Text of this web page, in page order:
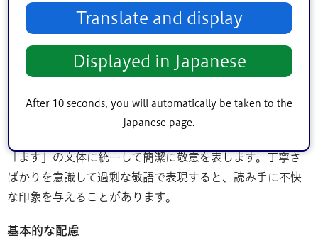
Translate and display
Displayed in Japanese
After 10 seconds, you will automatically be taken to the
Japanese page.
普及してほしいパターン：対応:説明や元の言葉の紹介
8.無意識に読み手に不快・違和感を与える表現に注
する
「ます」の文体に統一して簡潔に敬意を表します。丁寧さ
ばかりを意識して過剰な敬語で表現すると、読み手に不快
な印象を与えることがあります。
基本的な配慮